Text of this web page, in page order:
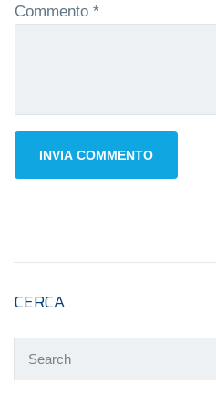
Commento *
CERCA